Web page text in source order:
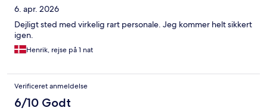
6. apr. 2026
Dejligt sted med virkelig rart personale. Jeg kommer helt sikkert
igen.
Henrik, rejse på 1 nat
Verificeret anmeldelse
6/10 Godt